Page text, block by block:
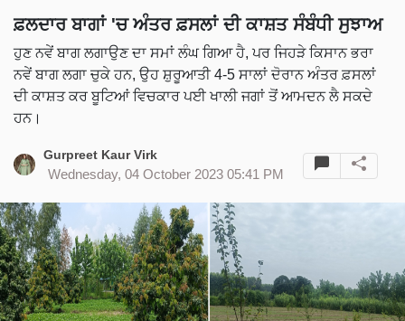
ਫ਼ਲਦਾਰ ਬਾਗਾਂ 'ਚ ਅੰਤਰ ਫ਼ਸਲਾਂ ਦੀ ਕਾਸ਼ਤ ਸੰਬੰਧੀ ਸੁਝਾਅ
ਹੁਣ ਨਵੇਂ ਬਾਗ ਲਗਾਉਣ ਦਾ ਸਮਾਂ ਲੰਘ ਗਿਆ ਹੈ, ਪਰ ਜਿਹੜੇ ਕਿਸਾਨ ਭਰਾ
ਨਵੇਂ ਬਾਗ ਲਗਾ ਚੁਕੇ ਹਨ, ਉਹ ਸ਼ੁਰੂਆਤੀ 4-5 ਸਾਲਾਂ ਦੋਰਾਨ ਅੰਤਰ ਫ਼ਸਲਾਂ
ਦੀ ਕਾਸ਼ਤ ਕਰ ਬੂਟਿਆਂ ਵਿਚਕਾਰ ਪਈ ਖਾਲੀ ਜਗਾਂ ਤੋਂ ਆਮਦਨ ਲੈ ਸਕਦੇ
ਹਨ।
Gurpreet Kaur Virk
Wednesday, 04 October 2023 05:41 PM